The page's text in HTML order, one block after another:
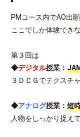
PMコース内でAO出
ここでしか体験でき
第３回は
◆デジタル授業：
３ＤＣＧでテクスチ
◆アナログ授業：短
人物をしっかり捉え